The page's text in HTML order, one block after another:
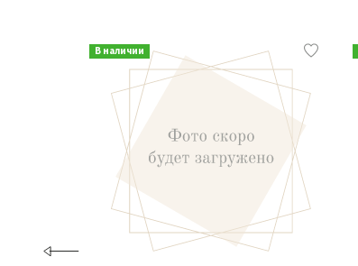
В наличии